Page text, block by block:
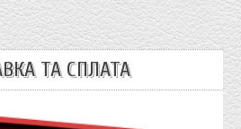
ТА СПЛАТА